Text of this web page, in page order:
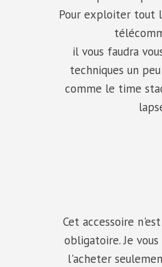
Pour exploiter tout
il vous faudra
techniques un
comme le time
Cet accessoire
obligatoire. Je
l'acheter